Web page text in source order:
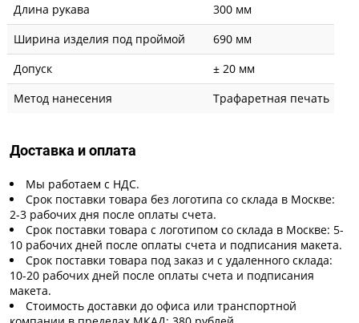
Длина рукава
300 мм
Ширина изделия под проймой
690 мм
Допуск
± 20 мм
Метод нанесения
Трафаретная печать
Доставка и оплата
Мы работаем с НДС.
Срок поставки товара без логотипа со склада в Москве:
2-3 рабочих дня после оплаты счета.
Срок поставки товара с логотипом со склада в Москве: 5-
10 рабочих дней после оплаты счета и подписания макета.
Срок поставки товара под заказ и с удаленного склада:
10-20 рабочих дней после оплаты счета и подписания
макета.
Стоимость доставки до офиса или транспортной